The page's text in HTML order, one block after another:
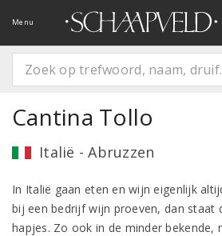
Menu
Cantina Tollo
Italië - Abruzzen
In Italië gaan eten en wijn eigenlijk
bij een bedrijf wijn proeven, dan staat
hapjes. Zo ook in de minder bekende,